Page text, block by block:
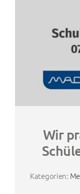
Wir
Kategorien: